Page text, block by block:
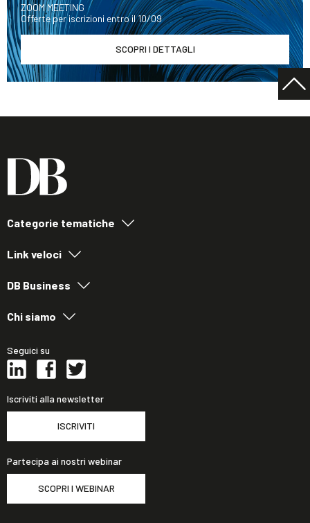
ZOOM MEETING
Offerte per iscrizioni entro il 10/09
SCOPRI I DETTAGLI
Categorie tematiche
Link veloci
DB Business
Chi siamo
Seguici su
Iscriviti alla newsletter
ISCRIVITI
Partecipa ai nostri webinar
SCOPRI I WEBINAR